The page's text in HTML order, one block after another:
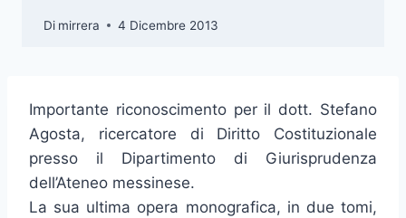
Di mirrera 4 Dicembre 2013
Importante riconoscimento per il dott. Stefano
Agosta, ricercatore di Diritto Costituzionale
presso il Dipartimento di Giurisprudenza
dell’Ateneo messinese.
La sua ultima opera monografica, in due tomi,